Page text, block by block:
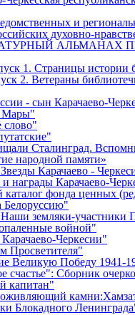
и
духовно-
АЛЬМАНАХ
1. Страницы истории
2. Ветераны
- сын Карачаево-
Мары"
слово"
Сталинград.
народной памяти»
Карачаево -
награды Карачаево-
фонда ценных
Белоруссию"
земляки-
войной"
Черкесии"
Просветителя"
Великую Победу 1941-
счастье": Сборник
капитан"
Блокадного